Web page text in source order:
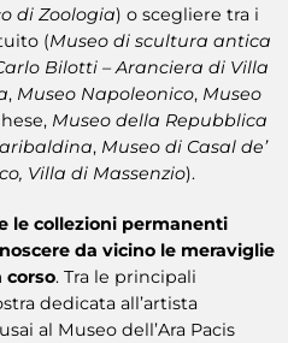
di Zoologia) o scegliere tra i
(Museo di scultura antica
Bilotti – Aranciera di Villa
, Museo Napoleonico, Museo
Museo della Repubblica
, Museo di Casal de’
Villa di Massenzio).
le collezioni permanenti
da vicino le meraviglie
corso. Tra le principali
dedicata all’artista
al Museo dell’Ara Pacis